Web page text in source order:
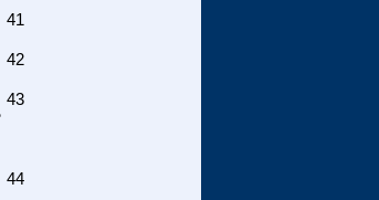
41
42
43
44